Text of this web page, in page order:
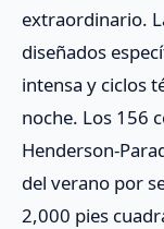
extraordinario.
diseñados
intensa y ciclos
noche. Los 156
Henderson-
del verano por
2,000 pies